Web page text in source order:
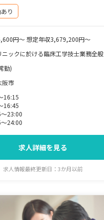
り
円～ 想定年収3,679,200円～
ニックに於ける臨床工学技士業務全般
勤)
阪市
16:15
16:45
23:00
24:00
求人詳細を見る
求人情報最終更新日：3か月以前